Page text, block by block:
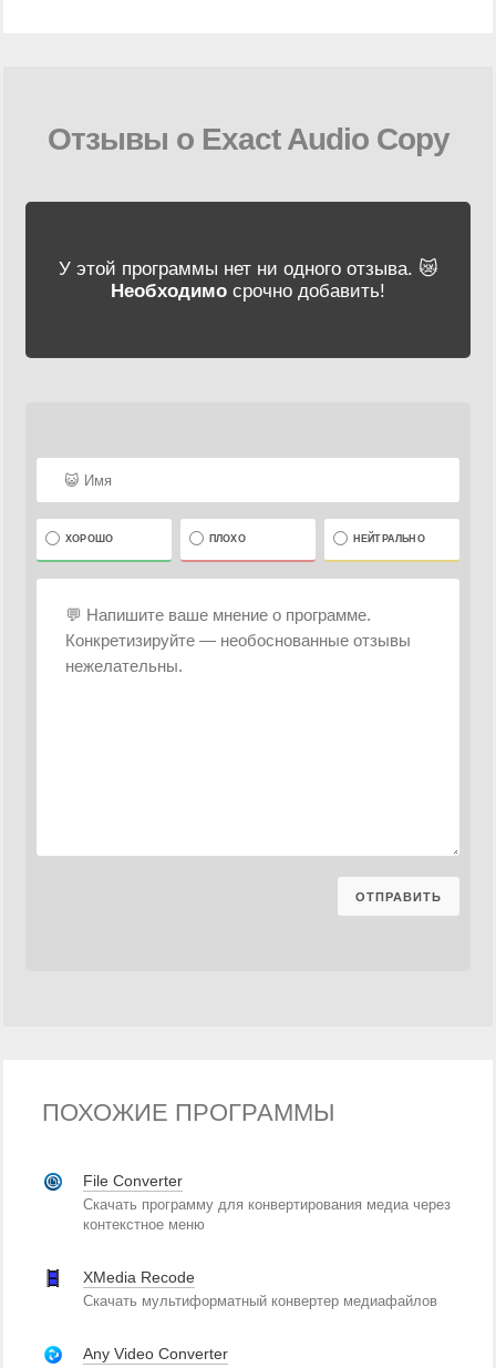
Отзывы о Exact Audio Copy
У этой программы нет ни одного отзыва. 😿
Необходимо срочно добавить!
ХОРОШО ПЛОХО НЕЙТРАЛЬНО
ПОХОЖИЕ ПРОГРАММЫ
File Converter
Скачать программу для конвертирования медиа через
контекстное меню
XMedia Recode
Скачать мультиформатный конвертер медиафайлов
Any Video Converter